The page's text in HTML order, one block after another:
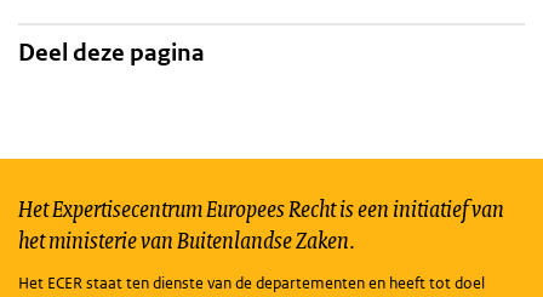
Deel deze pagina
Het Expertisecentrum Europees Recht is een initiatief van
het ministerie van Buitenlandse Zaken.
Het ECER staat ten dienste van de departementen en heeft tot doel